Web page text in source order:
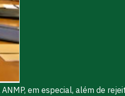
em especial, além de